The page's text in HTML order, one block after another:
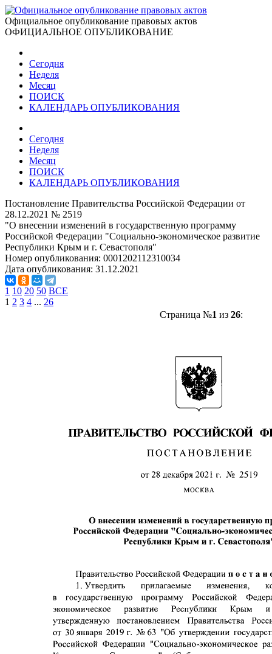
Официальное опубликование правовых актов
ОФИЦИАЛЬНОЕ ОПУБЛИКОВАНИЕ
Сегодня
Неделя
Месяц
ПОИСК
КАЛЕНДАРЬ ОПУБЛИКОВАНИЯ
Сегодня
Неделя
Месяц
ПОИСК
КАЛЕНДАРЬ ОПУБЛИКОВАНИЯ
Постановление Правительства Российской Федерации от
28.12.2021 № 2519
"О внесении изменений в государственную программу
Российской Федерации "Социально-экономическое развитие
Республики Крым и г. Севастополя"
Номер опубликования: 0001202112310034
Дата опубликования: 31.12.2021
1 10 20 50 ВСЕ
1 2 3 4 ... 26
Страница №1 из 26: